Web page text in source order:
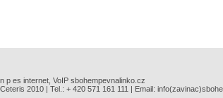
p es internet, VoIP sbohempevnalinko.cz
2010 | Tel.: + 420 571 161 111 | Email: